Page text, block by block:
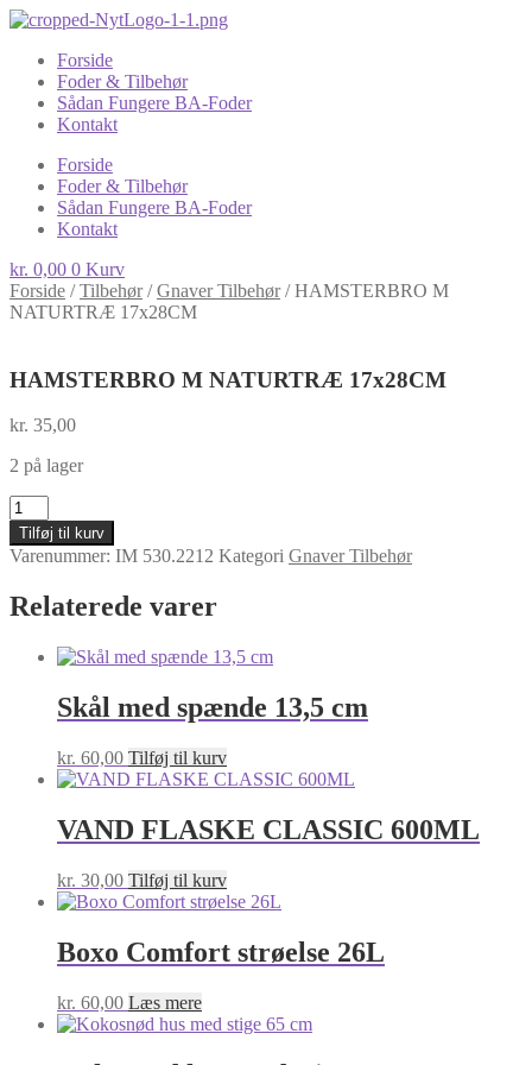
Forside
Foder & Tilbehør
Sådan Fungere BA-Foder
Kontakt
Forside
Foder & Tilbehør
Sådan Fungere BA-Foder
Kontakt
kr. 0,00 0 Kurv
Forside /Tilbehør/Gnaver Tilbehør/HAMSTERBRO M
NATURTRÆ 17x28CM
HAMSTERBRO M NATURTRÆ 17x28CM
kr. 35,00
2 på lager
HAMSTERBRO
M
NATURTRÆ
17x28CM
antal
Tilføj til kurv
Varenummer: IM 530.2212 Kategori Gnaver Tilbehør
Relaterede varer
Skål med spænde 13,5 cm
kr. 60,00 Tilføj til kurv
VAND FLASKE CLASSIC 600ML
kr. 30,00 Tilføj til kurv
Boxo Comfort strøelse 26L
kr. 60,00 Læs mere